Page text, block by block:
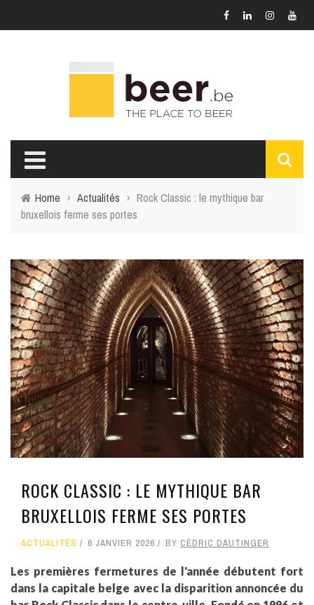
Home › Actualités › Rock Classic : le mythique bar
bruxellois ferme ses portes
ROCK CLASSIC : LE MYTHIQUE BAR
BRUXELLOIS FERME SES PORTES
ACTUALITÉS 6 JANVIER 2026 BY CÉDRIC DAUTINGER
Les premières fermetures de l'année débutent fort
dans la capitale belge avec la disparition annoncée du